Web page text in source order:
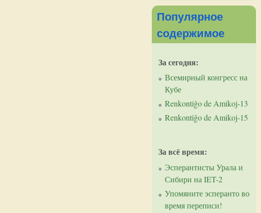
Популярное
содержимое
За сегодня:
Всемирный конгресс на
Кубе
Renkontiĝo de Amikoj-13
Renkontiĝo de Amikoj-15
За всё время:
Эсперантисты Урала и
Сибири на IET-2
Упомяните эсперанто во
время переписи!